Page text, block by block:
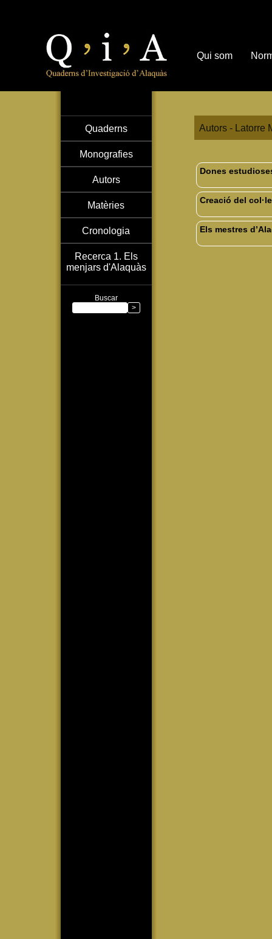
Quaderns
Monografies
Autors
Matèries
Cronologia
Recerca 1. Els
menjars d'Alaquàs
Buscar
Autors - Latorre
Dones
Creació del
Els mestres
Qui som